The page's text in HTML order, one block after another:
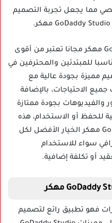
مما يجعل تجربة التصميم
ميزة القوالب في GoDaddy Studio مهكر مجانا تعتبر من أقوى
للمبتدئين والمحترفين في
مميزة بجودة عالية مع
الاحتياجات، بالإضافة
والفيديوهات بجودة ممتازة
للحفظ أو الاستخدام، هذه
الخصائص تجعل GoDaddy Studio مهكر الخيار الأفضل لكل
سواء للاستخدام
أو تكلفة إضافية.
فهو تطبيق رائع لتصميم